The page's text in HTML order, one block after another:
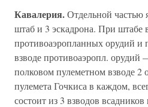
Кавалерия.Отдельной частью
штаб и 3 эскадрона. При штабе
противоаэропланных орудий и
взводе противоаэропл.
полковом пулеметном взводе 2
пулемета Гочкиса в каждом,
состоит из 3 взводов